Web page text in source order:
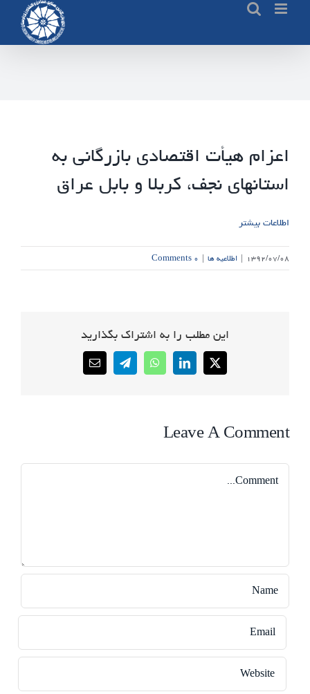
content
اعزام هیأت اقتصادی بازرگانی به
استانهای نجف، کربلا و بابل عراق
اطلاعات بیشتر
۱۳۹۲/۰۷/۰۸ | اطلاعیه ها | ۰ Comments
این مطلب را به اشتراک بگذارید
X
LinkedIn
WhatsApp
Telegram
Email
Leave A Comment